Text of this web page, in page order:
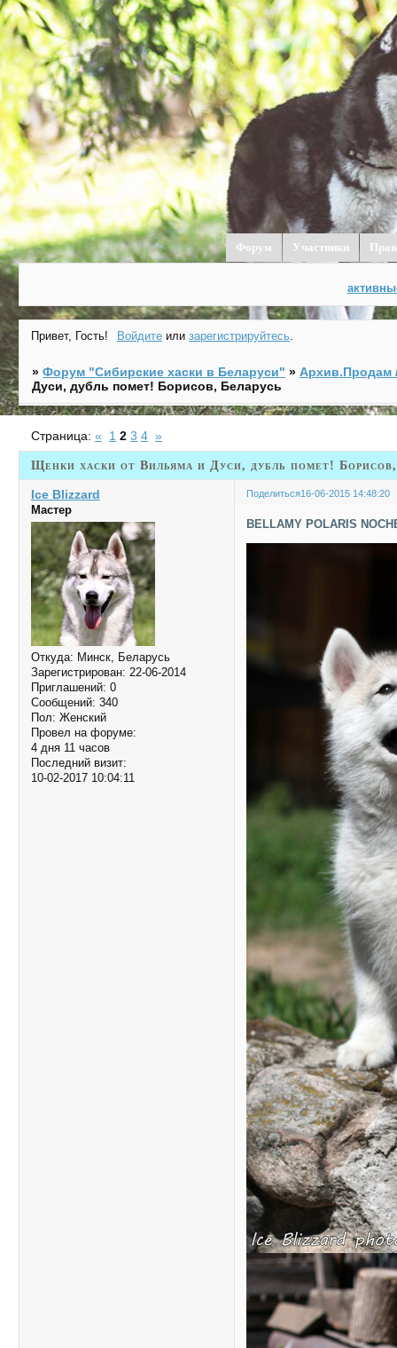
Форум Участники
Привет, Гость! Войдите илизарегистрируйтесь.
»Форум "Cибирские хаски в Беларуси" »Архив.Продам
Дуси, дубль помет! Борисов, Беларусь
Щенки хаски от Вильяма и Дуси, дубль помет! Борисов,
Страница:« 1 2 3 4 »
Поделиться16-06-2015 14:48:20
Ice Blizzard
Мастер
Откуда: Минск, Беларусь
Зарегистрирован: 22-06-2014
Приглашений: 0
Сообщений: 340
Пол: Женский
Провел на форуме:
4 дня 11 часов
Последний визит:
10-02-2017 10:04:11
BELLAMY POLARIS